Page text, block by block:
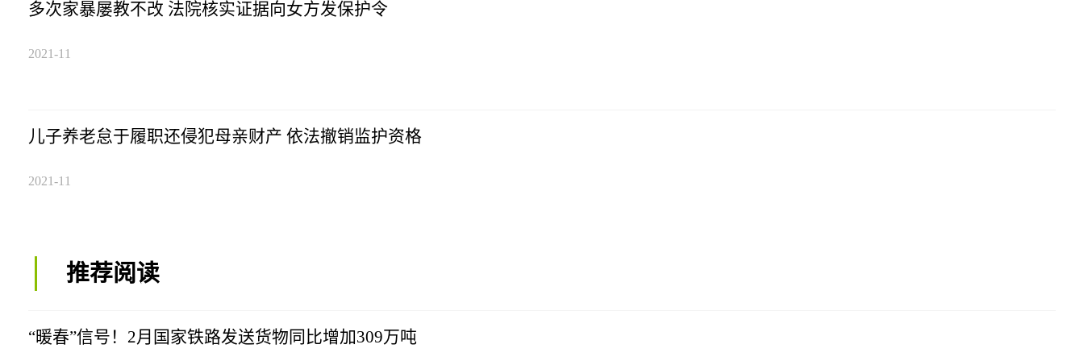
多次家暴屡教不改 法院核实证据向女方发保护令
2021-11
儿子养老怠于履职还侵犯母亲财产 依法撤销监护资格
2021-11
推荐阅读
“暖春”信号！2月国家铁路发送货物同比增加309万吨